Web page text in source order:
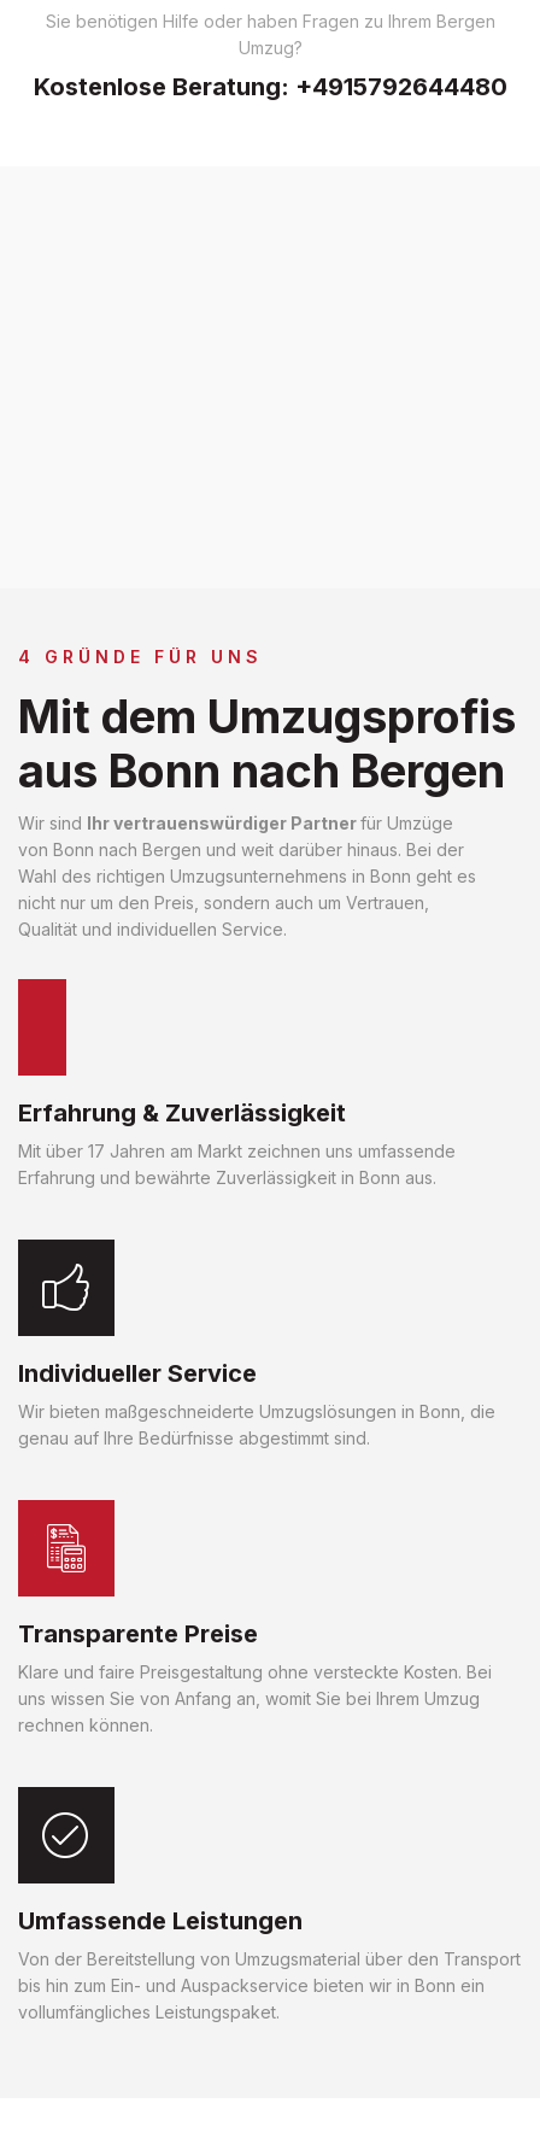
Sie benötigen Hilfe oder haben Fragen zu Ihrem Bergen
Umzug?
Kostenlose Beratung: +4915792644480
4 GRÜNDE FÜR UNS
Mit dem Umzugsprofis
aus Bonn nach Bergen
Wir sind Ihr vertrauenswürdiger Partnerfür Umzüge
von Bonn nach Bergen und weit darüber hinaus. Bei der
Wahl des richtigen Umzugsunternehmens in Bonn geht es
nicht nur um den Preis, sondern auch um Vertrauen,
Qualität und individuellen Service.
Erfahrung & Zuverlässigkeit
Mit über 17 Jahren am Markt zeichnen uns umfassende
Erfahrung und bewährte Zuverlässigkeit in Bonn aus.
Individueller Service
Wir bieten maßgeschneiderte Umzugslösungen in Bonn, die
genau auf Ihre Bedürfnisse abgestimmt sind.
Transparente Preise
Klare und faire Preisgestaltung ohne versteckte Kosten. Bei
uns wissen Sie von Anfang an, womit Sie bei Ihrem Umzug
rechnen können.
Umfassende Leistungen
Von der Bereitstellung von Umzugsmaterial über den Transport
bis hin zum Ein- und Auspackservice bieten wir in Bonn ein
vollumfängliches Leistungspaket.